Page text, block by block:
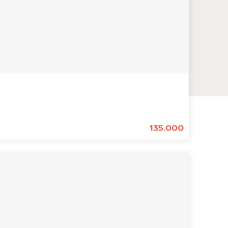
135.000